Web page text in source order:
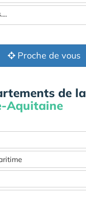
Proche de vous
de la
Aquitaine